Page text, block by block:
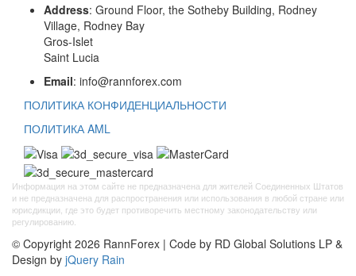
Address: Ground Floor, the Sotheby Building, Rodney
Village, Rodney Bay
Gros-Islet
Saint Lucia
Email: info@rannforex.com
ПОЛИТИКА КОНФИДЕНЦИАЛЬНОСТИ
ПОЛИТИКА AML
Информация на этом сайте не предназначена для жителей Соединенных Штатов
и не предназначена для распространения или использования в любой стране или
юрисдикции, где это будет противоречить местному законодательству или
регулированию.
© Copyright 2026 RannForex | Code by RD Global Solutions LP &
Design by jQuery Rain